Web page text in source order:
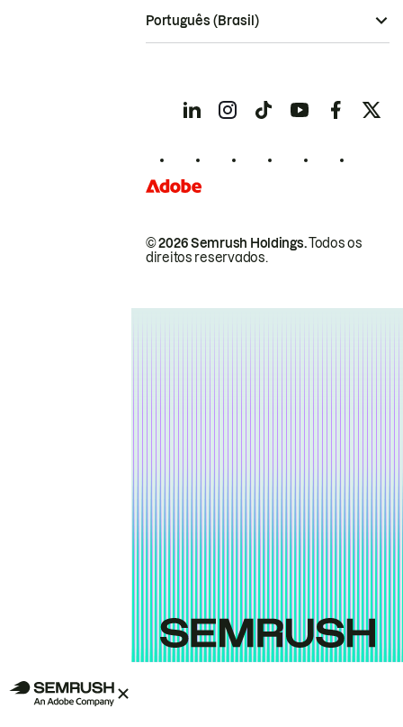
© 2026 Semrush Holdings.Todos os
direitos reservados.
Português (Brasil)